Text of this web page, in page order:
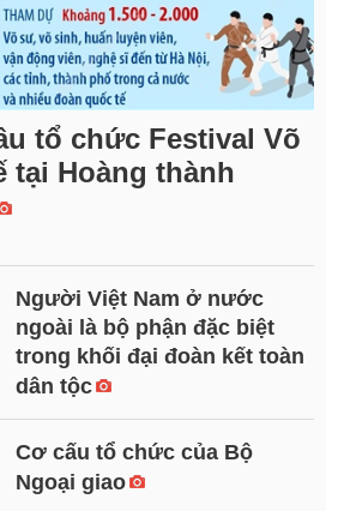
tổ chức Festival Võ
tại Hoàng thành
Người Việt Nam ở nước
ngoài là bộ phận đặc biệt
trong khối đại đoàn kết toàn
dân tộc
Cơ cấu tổ chức của Bộ
Ngoại giao